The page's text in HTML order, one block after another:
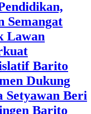
Semangat
Lawan
Barito
Dukung
Setyawan Beri
Barito